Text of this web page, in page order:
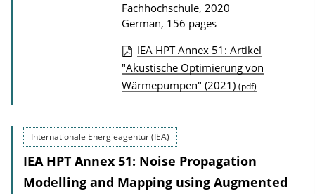
Fachhochschule, 2020
German, 156 pages
P
u
l
i
c
a
IEA HPT Annex 51: Artikel
"Akustische Optimierung von
Wärmepumpen" (2021) (pdf)
Internationale Energieagentur (IEA)
IEA HPT Annex 51: Noise Propagation
Modelling and Mapping using Augmented